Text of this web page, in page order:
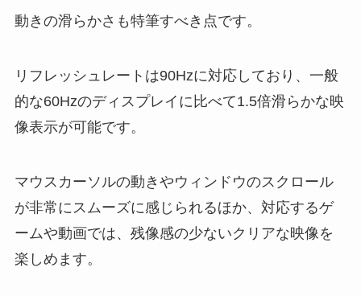
動きの滑らかさも特筆すべき点です。
リフレッシュレートは90Hzに対応しており、一般
的な60Hzのディスプレイに比べて1.5倍滑らかな映
像表示が可能です。
マウスカーソルの動きやウィンドウのスクロール
が非常にスムーズに感じられるほか、対応するゲ
ームや動画では、残像感の少ないクリアな映像を
楽しめます。